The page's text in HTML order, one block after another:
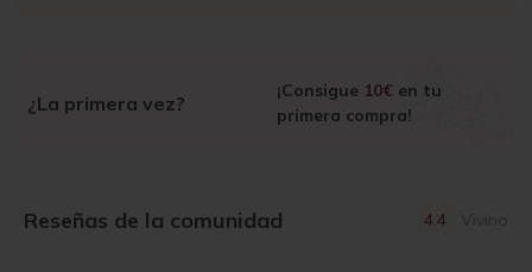
¿La primera vez?
¡Consigue 10€ en tu
primera compra!
Reseñas de la comunidad 4.4 Vivino